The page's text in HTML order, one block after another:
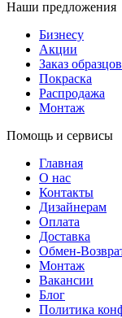
Наши предложения
Бизнесу
Акции
Заказ образцов
Покраска
Распродажа
Монтаж
Помощь и сервисы
Главная
О нас
Контакты
Дизайнерам
Оплата
Доставка
Обмен-
Монтаж
Вакансии
Блог
Политика